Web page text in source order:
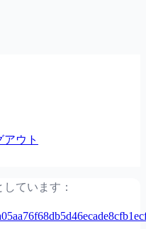
アウト
ています：